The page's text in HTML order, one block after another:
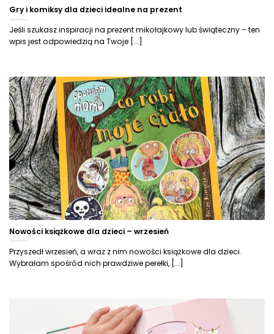
Gry i komiksy dla dzieci idealne na prezent
Jeśli szukasz inspiracji na prezent mikołajkowy lub świąteczny – ten
wpis jest odpowiedzią na Twoje [...]
Nowości książkowe dla dzieci – wrzesień
Przyszedł wrzesień, a wraz z nim nowości książkowe dla dzieci.
Wybrałam spośród nich prawdziwe perełki, [...]